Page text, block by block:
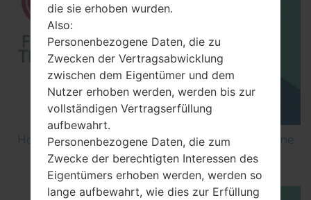
How to Factory Reset through menu on LG Shine
Plus C710H?
die sie erhoben wurden.
Also:
Personenbezogene Daten, die zu
Zwecken der Vertragsabwicklung
zwischen dem Eigentümer und dem
Nutzer erhoben werden, werden bis zur
vollständigen Vertragserfüllung
aufbewahrt.
Personenbezogene Daten, die zum
Zwecke der berechtigten Interessen des
Eigentümers erhoben werden, werden so
lange aufbewahrt, wie dies zur Erfüllung